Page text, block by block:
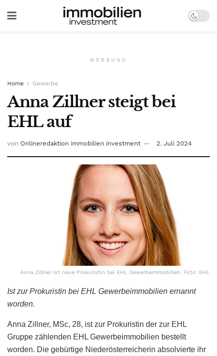
WERBUNG
Home Gewerbe
Anna Zillner steigt bei
EHL auf
von Onlineredaktion immobilien investment 2. Juli 2024
Anna Zillner ist neue Prokuristin bei EHL Gewerbeimmobilien. Foto: EHL
Ist zur Prokuristin bei EHL Gewerbeimmobilien ernannt
worden.
Anna Zillner, MSc, 28, ist zur Prokuristin der zur EHL
Gruppe zählenden EHL Gewerbeimmobilien bestellt
worden. Die gebürtige Niederösterreicherin absolvierte ihr